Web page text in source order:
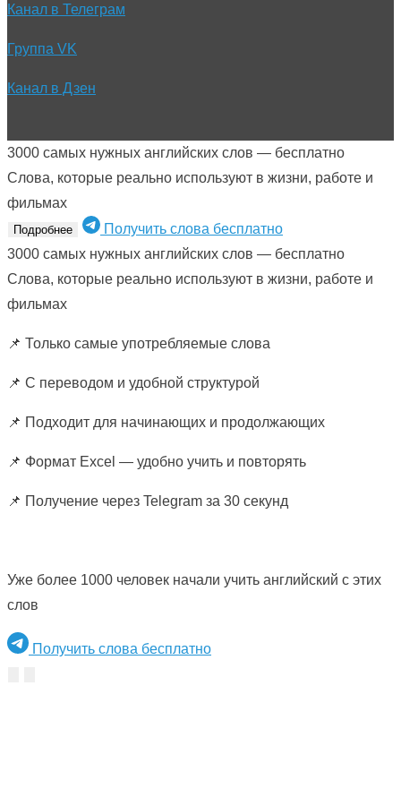
Канал в Телеграм
Группа VK
Канал в Дзен
3000 самых нужных английских слов — бесплатно
Слова, которые реально используют в жизни, работе и
фильмах
Подробнее
Получить слова бесплатно
3000 самых нужных английских слов — бесплатно
Слова, которые реально используют в жизни, работе и
фильмах
📌 Только самые употребляемые слова
📌 С переводом и удобной структурой
📌 Подходит для начинающих и продолжающих
📌 Формат Excel — удобно учить и повторять
📌 Получение через Telegram за 30 секунд
Уже более 1000 человек начали учить английский с этих
слов
Получить слова бесплатно